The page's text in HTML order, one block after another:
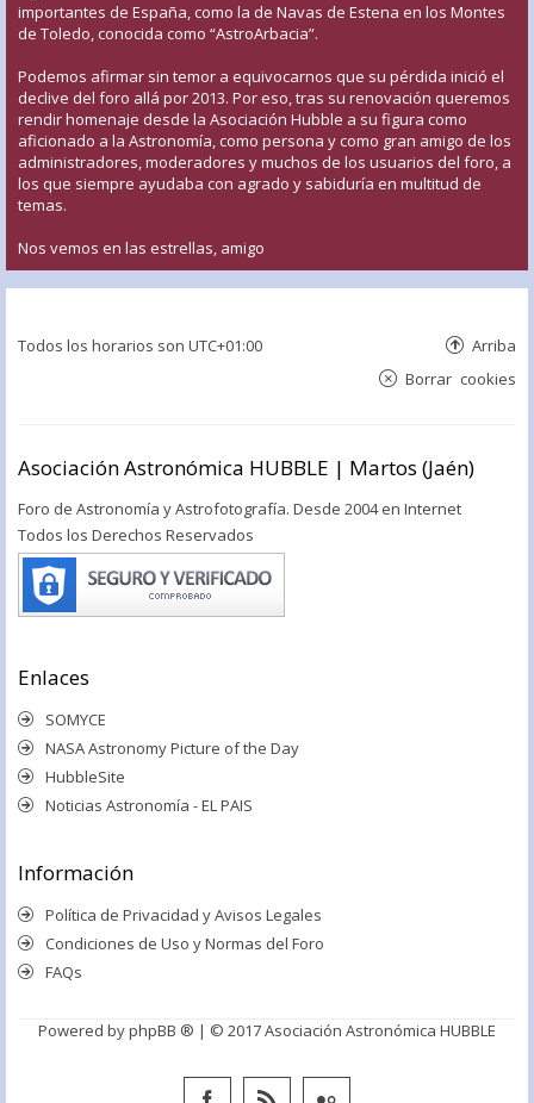
importantes de España, como la de Navas de Estena en los Montes
de Toledo, conocida como “AstroArbacia”.
Podemos afirmar sin temor a equivocarnos que su pérdida inició el
declive del foro allá por 2013. Por eso, tras su renovación queremos
rendir homenaje desde la Asociación Hubble a su figura como
aficionado a la Astronomía, como persona y como gran amigo de los
administradores, moderadores y muchos de los usuarios del foro, a
los que siempre ayudaba con agrado y sabiduría en multitud de
temas.
Nos vemos en las estrellas, amigo
Todos los horarios son UTC+01:00 Arriba
Borrar cookies
Asociación Astronómica HUBBLE | Martos (Jaén)
Foro de Astronomía y Astrofotografía. Desde 2004 en Internet
Todos los Derechos Reservados
Enlaces
SOMYCE
NASA Astronomy Picture of the Day
HubbleSite
Noticias Astronomía - EL PAIS
Información
Política de Privacidad y Avisos Legales
Condiciones de Uso y Normas del Foro
FAQs
Powered byphpBB ® | © 2017 Asociación Astronómica HUBBLE